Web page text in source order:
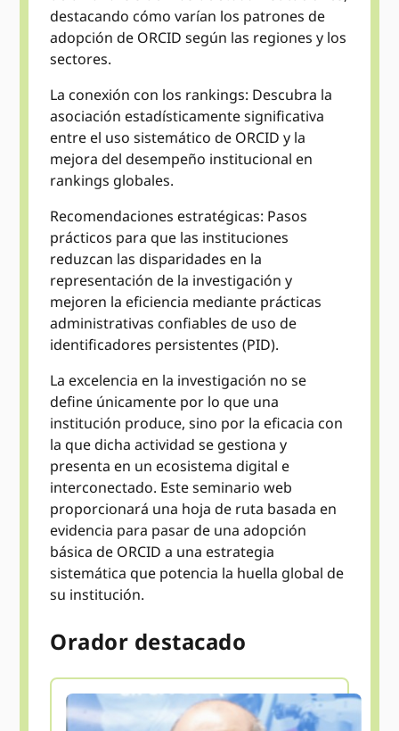
destacando cómo varían los patrones de
adopción de ORCID según las regiones y los
sectores.
La conexión con los rankings: Descubra la
asociación estadísticamente significativa
entre el uso sistemático de ORCID y la
mejora del desempeño institucional en
rankings globales.
Recomendaciones estratégicas: Pasos
prácticos para que las instituciones
reduzcan las disparidades en la
representación de la investigación y
mejoren la eficiencia mediante prácticas
administrativas confiables de uso de
identificadores persistentes (PID).
La excelencia en la investigación no se
define únicamente por lo que una
institución produce, sino por la eficacia con
la que dicha actividad se gestiona y
presenta en un ecosistema digital e
interconectado. Este seminario web
proporcionará una hoja de ruta basada en
evidencia para pasar de una adopción
básica de ORCID a una estrategia
sistemática que potencia la huella global de
su institución.
Orador destacado